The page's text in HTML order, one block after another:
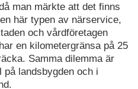
man märkte att det finns
här typen av närservice,
och vårdföretagen
en kilometergränsa på 25
Samma dilemma är
landsbygden och i